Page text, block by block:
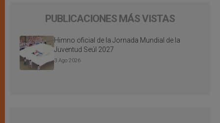
PUBLICACIONES MÁS VISTAS
Himno oficial de la Jornada Mundial de la
Juventud Seúl 2027
3 Ago 2026